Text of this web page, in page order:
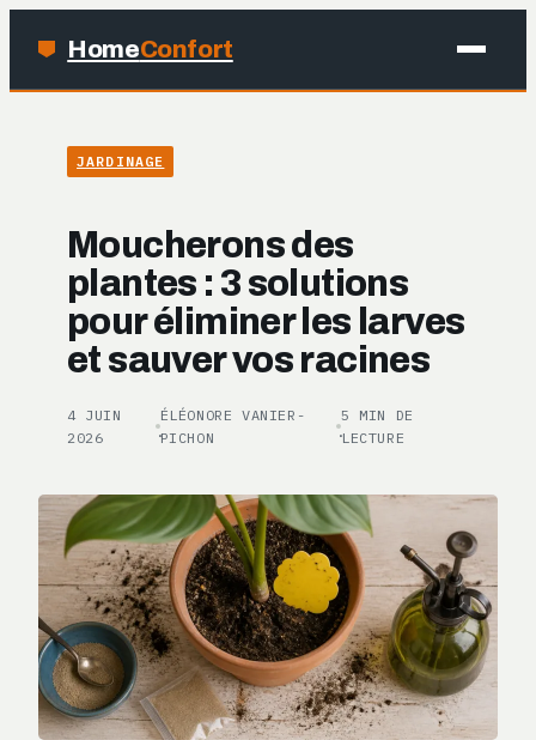
HomeConfort
JARDINAGE
DÉCO
JARDINAGE
Moucherons des
plantes : 3 solutions
pour éliminer les larves
et sauver vos racines
4 JUIN
2026
·
ÉLÉONORE VANIER-
PICHON
·
5 MIN DE
LECTURE